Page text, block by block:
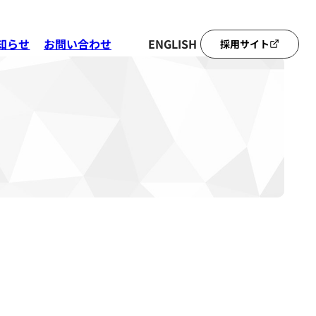
らせ お問い合わせ ENGLISH 採用サイト